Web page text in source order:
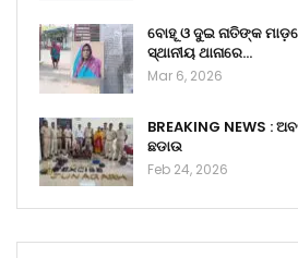
ବୋହୂ ଓ ଦୁଇ ନାତିଙ୍କ
ସ୍ଥାନୀୟ ଥାନାରେ…
Mar 6, 2026
BREAKING NEWS :
ଛଡାଉ
Feb 24, 2026